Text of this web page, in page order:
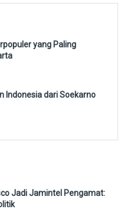
yang Paling
Indonesia dari Soekarno
Jadi Jamintel Pengamat: